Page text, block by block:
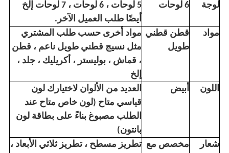
لوجة
6 لوحات
5 لوحات ، 6 لوحات ، 7 لوحات إلخ
أيضًا طلب العميل الآخر.
مواد
قطن قطني
طويل
مواد أخرى حسب طلب المشتري
مثل نسيج قطني طويل ناعم ، قطن
، قماش ، بوليستر ، أكريليك ، جلد ،
إلخ
اللون
أبيض
العديد من الألوان لاختيارك لون
قياسي متاح (لون خاص متاح عند
الطلب مصبوغ بناءً على بطاقة لون
بانتون)
شعار
مخصص مع تطريز مسطح ، تطريز ثلاثي الأبعاد ،